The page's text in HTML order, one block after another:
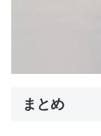
まとめ